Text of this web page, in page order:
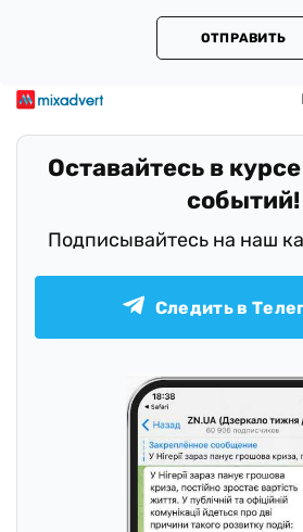
ОТПРАВИТЬ
Оставайтесь в
событий!
Подписывайтесь на наш
Следить в